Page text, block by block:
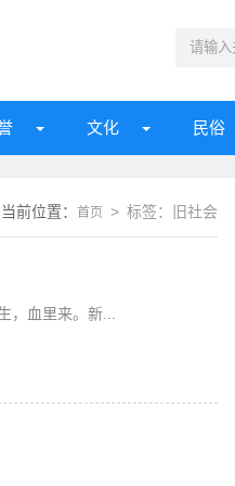
文化 民俗
当前位置： 首页 > 标签：旧社会
，血里来。新...